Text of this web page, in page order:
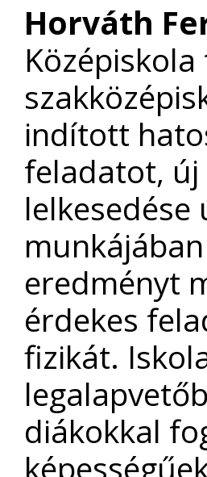
Horváth
indított
feladatot, új
eredményt
érdekes
fizikát.
diákokkal